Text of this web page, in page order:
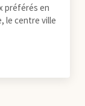
préférés en
le centre ville
séance photo famille